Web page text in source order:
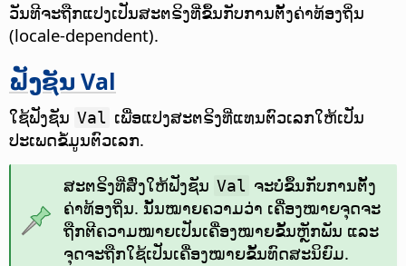
ວັນທີຈະຖືກແປງເປັນສະຕຣິງທີ່ຂຶ້ນກັບການຕັ້ງຄ່າທ້ອງຖິ່ນ
(locale-dependent).
ຟັງຊັນ Val
ໃຊ້ຟັງຊັນ Val ເພື່ອແປງສະຕຣິງທີ່ແທນຕົວເລກໃຫ້ເປັນ
ປະເພດຂໍ້ມູນຕົວເລກ.
ສະຕຣິງທີ່ສົ່ງໃຫ້ຟັງຊັນ Val ຈະບໍ່ຂຶ້ນກັບການຕັ້ງ
ຄ່າທ້ອງຖິ່ນ. ນັ້ນໝາຍຄວາມວ່າ ເຄື່ອງໝາຍຈຸດຈະ
ຖືກຕີຄວາມໝາຍເປັນເຄື່ອງໝາຍຂັ້ນຫຼັກພັນ ແລະ
ຈຸດຈະຖືກໃຊ້ເປັນເຄື່ອງໝາຍຂັ້ນທົດສະນິຍົມ.